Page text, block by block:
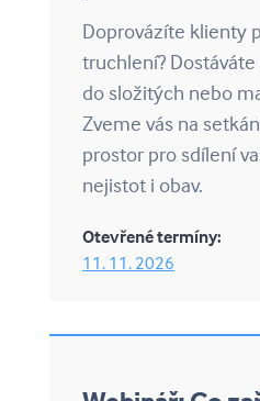
Doprovázíte klienty
truchlení?
do složitých nebo
Zveme vás na
prostor pro sdílení
nejistot i obav.
Otevřené termíny:
11. 11. 2026